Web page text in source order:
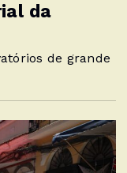
da
de grande